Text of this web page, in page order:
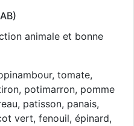
animale et bonne
tomate,
potimarron, pomme
patisson, panais,
vert, fenouil, épinard,